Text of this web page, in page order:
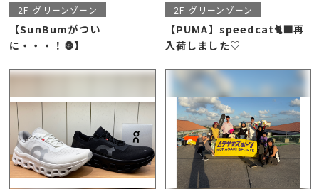
2F グリーンゾーン
【SunBumがつい
に・・・！🦍】
2F グリーンゾーン
【PUMA】speedcat🐈‍⬛再
入荷しました♡